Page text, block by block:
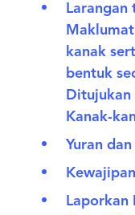
Larangan
kanak
bentuk
Ditujukan
Kanak-
Yuran
Laporkan